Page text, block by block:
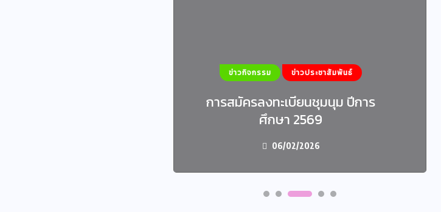
ข่าวกิจกรรม ข่าวประชาสัมพันธ์
การสมัครลงทะเบียนชุมนุม ปีการ
ศึกษา 2569
06/02/2026